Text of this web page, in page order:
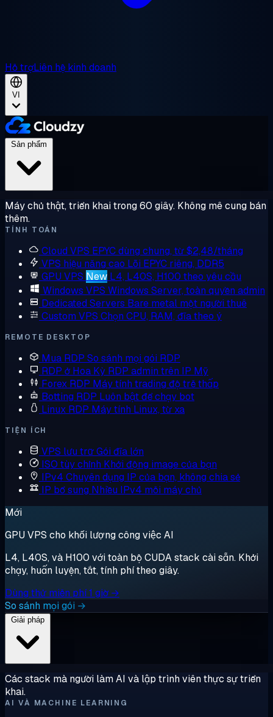
Hỗ trợLiên hệ kinh doanh
VI
Máy chủ thật, triển khai trong 60 giây. Không mê cung bán
thêm.
TÍNH TOÁN
Cloud VPS EPYC dùng chung, từ $2,48/tháng
VPS hiệu năng cao Lõi EPYC riêng, DDR5
GPU VPS New L4, L40S, H100 theo yêu cầu
Windows VPS Windows Server, toàn quyền admin
Dedicated Servers Bare metal một người thuê
Custom VPS Chọn CPU, RAM, đĩa theo ý
REMOTE DESKTOP
Mua RDP So sánh mọi gói RDP
RDP ở Hoa Kỳ RDP admin trên IP Mỹ
Forex RDP Máy tính trading độ trễ thấp
Botting RDP Luôn bật để chạy bot
Linux RDP Máy tính Linux, từ xa
TIỆN ÍCH
VPS lưu trữGói đĩa lớn
ISO tùy chỉnh Khởi động image của bạn
IPv4 Chuyên dụng IP của bạn, không chia sẻ
IP bổ sung Nhiều IPv4 mỗi máy chủ
Mới
GPU VPS cho khối lượng công việc AI
L4, L40S, và H100 với toàn bộ CUDA stack cài sẵn. Khởi
chạy, huấn luyện, tắt, tính phí theo giây.
Dùng thử miễn phí 1 giờ →
So sánh mọi gói →
Các stack mà người làm AI và lập trình viên thực sự triển
khai.
AI VÀ MACHINE LEARNING